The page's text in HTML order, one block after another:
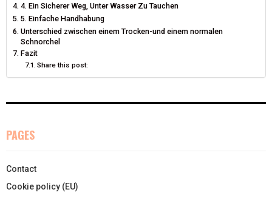
E
R
K
T
4. Ein Sicherer Weg, Unter Wasser Zu Tauchen
5. Einfache Handhabung
Unterschied zwischen einem Trocken-und einem normalen
Schnorchel
Fazit
Share this post:
PAGES
Contact
Cookie policy (EU)